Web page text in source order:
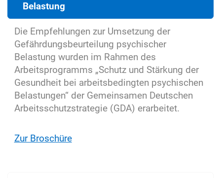
Belastung
Die Empfehlungen zur Umsetzung der
Gefährdungsbeurteilung psychischer
Belastung wurden im Rahmen des
Arbeitsprogramms „Schutz und Stärkung der
Gesundheit bei arbeitsbedingten psychischen
Belastungen“ der Gemeinsamen Deutschen
Arbeitsschutzstrategie (GDA) erarbeitet.
Zur Broschüre